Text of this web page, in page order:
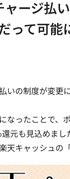
ャージ払
って可能
いの制度が変更
なったことで、
元も見込めまし
天キャッシュの